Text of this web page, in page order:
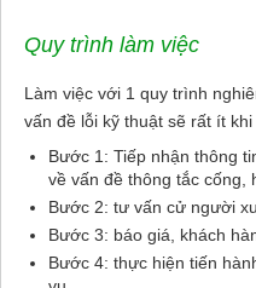
Quy trình làm việc
Làm việc với 1 quy trình
vấn đề lỗi kỹ thuật sẽ rất ít khi
Bước 1: Tiếp nhận thông
về vấn đề thông tắc cống,
Bước 2: tư vấn cử người
Bước 3: báo giá, khách
Bước 4: thực hiện tiến